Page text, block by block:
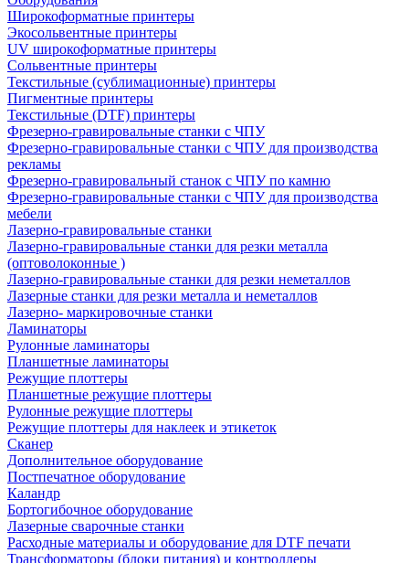
Широкоформатные принтеры
Экосольвентные принтеры
UV широкоформатные принтеры
Сольвентные принтеры
Текстильные (сублимационные) принтеры
Пигментные принтеры
Текстильные (DTF) принтеры
Фрезерно-гравировальные станки с ЧПУ
Фрезерно-гравировальные станки с ЧПУ для производства
рекламы
Фрезерно-гравировальный станок с ЧПУ по камню
Фрезерно-гравировальные станки с ЧПУ для производства
мебели
Лазерно-гравировальные станки
Лазерно-гравировальные станки для резки металла
(оптоволоконные )
Лазерно-гравировальные станки для резки неметаллов
Лазерные станки для резки металла и неметаллов
Лазерно- маркировочные станки
Ламинаторы
Рулонные ламинаторы
Планшетные ламинаторы
Режущие плоттеры
Планшетные режущие плоттеры
Рулонные режущие плоттеры
Режущие плоттеры для наклеек и этикеток
Сканер
Дополнительное оборудование
Постпечатное оборудование
Каландр
Бортогибочное оборудование
Лазерные сварочные станки
Расходные материалы и оборудование для DTF печати
Трансформаторы (блоки питания) и контроллеры